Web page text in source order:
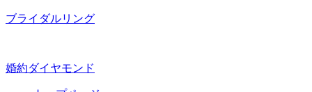
ブライダルリング
婚約ダイヤモンド